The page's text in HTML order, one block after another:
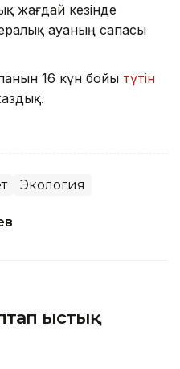
жағдай кезінде
ауаның сапасы
16 күн бойы түтін
Экология
ыстық